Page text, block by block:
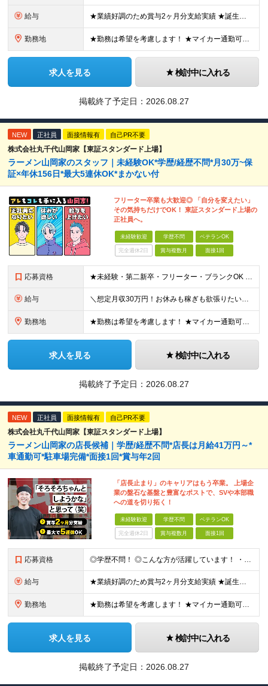
給与 ★業績好調のため賞与2ヶ月分支給実績 ★誕生日手当など手当充実 ★年2回昇給チャンス有＆入社1年で店長昇格可 ★残業代全額支給（1分単位で支給） 【週休3日制の場合】 月給25万8,960円以上（固
勤務地 ★勤務は希望を考慮します！ ★マイカー通勤可（駐車場完備） ★全国の各店舗で募集中！続々出店予定！ ～国内300店舗、47都道府県への展開を目標に出店中！～ ▼積極採用地域▼ ・中部（富山、石川、
求人を見る 検討中に入れる
掲載終了予定日： 2026.08.27
NEW 正社員 面接情報有 自己PR不要
株式会社丸千代山岡家【東証スタンダード上場】
ラーメン山岡家のスタッフ｜未経験OK*学歴/経歴不問*月30万~保
証×年休156日*最大5連休OK*まかない付
フリーター卒業も大歓迎◎ 「自分を変えたい」
その気持ちだけでOK！ 東証スタンダード上場の
正社員へ。
未経験歓迎 学歴不問 ベテランOK
完全週休2日 賞与複数月 面接1回
応募資格 ★未経験・第二新卒・フリーター・ブランクOK ★学歴不問！ □転職回数が気になる方 □飲食業界にチャレンジしたい方 「やってみたい」という気持ちがあれば、皆さん大歓迎です♪ ◎こんな方が活躍して
給与 ＼想定月収30万円！お休みも稼ぎも欲張りたい方にピッタリ！／ ★業績好調のため賞与2ヶ月分支給実績 ★誕生日手当など手当充実 ★年2回昇給チャンス有 ★残業代全額支給（1分単位で支給） 月給25万
勤務地 ★勤務は希望を考慮します！ ★マイカー通勤可（駐車場完備） ★全国の各店舗で募集中！続々出店予定！ ～国内300店舗、47都道府県への展開を目標に出店中！～ ▼積極採用地域▼ ・中部（富山、石川、
求人を見る 検討中に入れる
掲載終了予定日： 2026.08.27
NEW 正社員 面接情報有 自己PR不要
株式会社丸千代山岡家【東証スタンダード上場】
ラーメン山岡家の店長候補｜学歴/経歴不問*店長は月給41万円～*
車通勤可*駐車場完備*面接1回*賞与年2回
「店長止まり」のキャリアはもう卒業。 上場企
業の盤石な基盤と豊富なポストで、SVや本部職
への道を切り拓く！
未経験歓迎 学歴不問 ベテランOK
完全週休2日 賞与複数月 面接1回
応募資格 ◎学歴不問！ ◎こんな方が活躍しています！ ・研修や制度面が整っている会社で働きたい方 ・店長やその先を目指したい方 ・給与を上げていきたい方 など □未経験・第二新卒・フリーター □ブランクがある
給与 ★業績好調のため賞与2ヶ月分支給実績 ★誕生日手当など手当充実 ★年2回昇給チャンス有＆入社1年で店長昇格可 ★残業代全額支給（1分単位で支給） ■月給24万円～36万円 ※残業代全額支給（1分単位
勤務地 ★勤務は希望を考慮します！ ★マイカー通勤可（駐車場完備） ★全国の各店舗で募集中！続々出店予定！ ～国内300店舗、47都道府県への展開を目標に出店中！～ ▼積極採用地域▼ ・中部（富山、石川、
求人を見る 検討中に入れる
掲載終了予定日： 2026.08.27